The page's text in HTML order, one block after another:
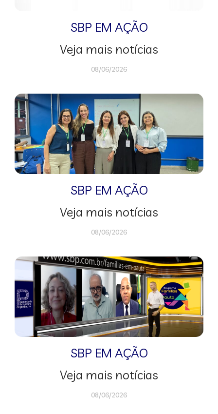
SBP EM AÇÃO
Veja mais notícias
08/06/2026
SBP EM AÇÃO
Veja mais notícias
08/06/2026
SBP EM AÇÃO
Veja mais notícias
08/06/2026